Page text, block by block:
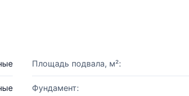
Площадь подвала, м²:
Фундамент: